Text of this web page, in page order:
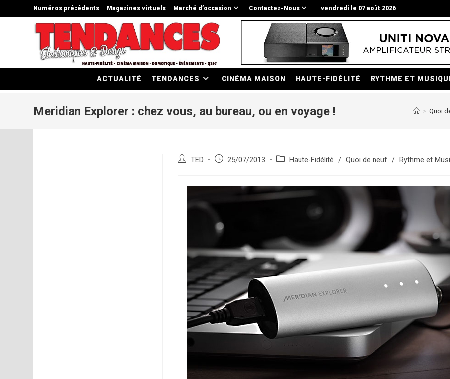
Numéros précédents Magazines virtuels Marché d’occasion Contactez-Nous vendredi le 07 août 2026
ACTUALITÉ TENDANCES CINÉMA MAISON HAUTE-FIDÉLITÉ RYTHME ET
Meridian Explorer : chez vous, au bureau, ou en voyage ! > Quoi
Auteur/autrice
TED
Publication
25/07/2013
PostHaute-Fidélité / Quoi de neuf / Rythme et